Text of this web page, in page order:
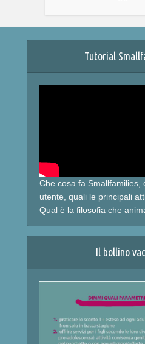
Tutorial
Che cosa fa Smallfamilies,
utente, quali le principali
Qual è la filosofia che
Il bollino